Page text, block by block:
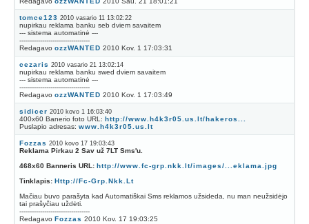
tomce123 2010 vasario 11 13:02:22
nupirkau reklama banku seb dviem savaitem
--- sistema automatinė ---
----------------------------------
Redagavo ozzWANTED 2010 Kov. 1 17:03:31
cezaris 2010 vasario 21 13:02:14
nupirkau reklama banku swed dviem savaitem
--- sistema automatinė ---
----------------------------------
Redagavo ozzWANTED 2010 Kov. 1 17:03:49
sidicer 2010 kovo 1 16:03:40
400x60 Banerio foto URL: http://www.h4k3r05.us.lt/hakeros...
Puslapio adresas: www.h4k3r05.us.lt
Fozzas 2010 kovo 17 19:03:43
Reklama Pirkau 2 Sav už 7LT Sms'u.
468x60 Banneris URL: http://www.fc-grp.nkk.lt/images/...eklama.jpg
Tinklapis: Http://Fc-Grp.Nkk.Lt
Mačiau buvo parašyta kad Automatiškai Sms reklamos užsideda, nu man neužsidėjo
tai prašyčiau uždėti.
----------------------------------
Redagavo Fozzas 2010 Kov. 17 19:03:25